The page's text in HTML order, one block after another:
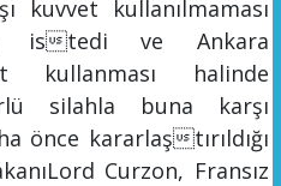
kuvvet kullanılmaması
istedi ve Ankara
kullanması halinde
silahla buna karşı
önce kararlaştırıldığı
Lord Curzon, Fransız